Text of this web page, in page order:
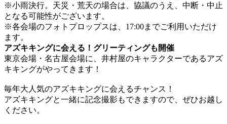
※小雨決行。天災・荒天の場合は、協議のうえ、中断・中止
となる可能性がございます。
※各会場のフォトプロップスは、17:00までご利用いただけ
ます。
アズキキングに会える！グリーティングも開催
東京会場・名古屋会場に、井村屋のキャラクターであるアズ
キキングがやってきます！
毎年大人気のアズキキングに会えるチャンス！
アズキキングと一緒に記念撮影もできますので、ぜひお越し
ください。